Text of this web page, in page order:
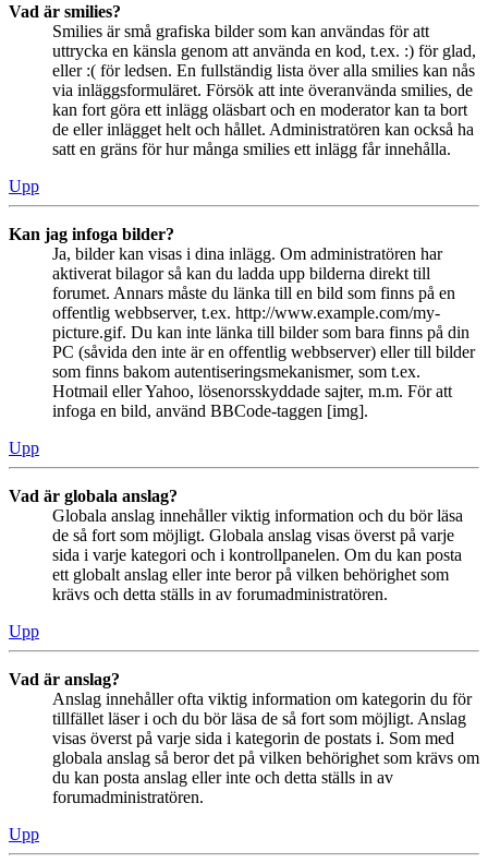
Vad är smilies?
Smilies är små grafiska bilder som kan användas för att
uttrycka en känsla genom att använda en kod, t.ex. :) för glad,
eller :( för ledsen. En fullständig lista över alla smilies kan nås
via inläggsformuläret. Försök att inte överanvända smilies, de
kan fort göra ett inlägg oläsbart och en moderator kan ta bort
de eller inlägget helt och hållet. Administratören kan också ha
satt en gräns för hur många smilies ett inlägg får innehålla.
Upp
Kan jag infoga bilder?
Ja, bilder kan visas i dina inlägg. Om administratören har
aktiverat bilagor så kan du ladda upp bilderna direkt till
forumet. Annars måste du länka till en bild som finns på en
offentlig webbserver, t.ex. http://www.example.com/my-
picture.gif. Du kan inte länka till bilder som bara finns på din
PC (såvida den inte är en offentlig webbserver) eller till bilder
som finns bakom autentiseringsmekanismer, som t.ex.
Hotmail eller Yahoo, lösenorsskyddade sajter, m.m. För att
infoga en bild, använd BBCode-taggen [img].
Upp
Vad är globala anslag?
Globala anslag innehåller viktig information och du bör läsa
de så fort som möjligt. Globala anslag visas överst på varje
sida i varje kategori och i kontrollpanelen. Om du kan posta
ett globalt anslag eller inte beror på vilken behörighet som
krävs och detta ställs in av forumadministratören.
Upp
Vad är anslag?
Anslag innehåller ofta viktig information om kategorin du för
tillfället läser i och du bör läsa de så fort som möjligt. Anslag
visas överst på varje sida i kategorin de postats i. Som med
globala anslag så beror det på vilken behörighet som krävs om
du kan posta anslag eller inte och detta ställs in av
forumadministratören.
Upp